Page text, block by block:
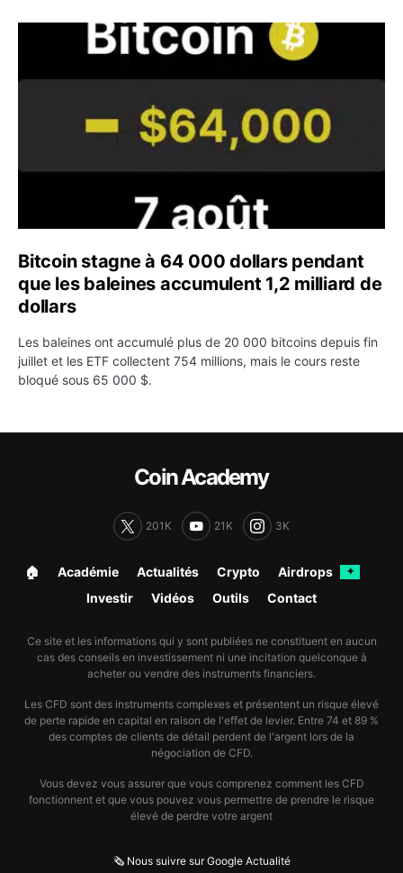
Bitcoin stagne à 64 000 dollars pendant que les
Bitcoin stagne à 64 000 dollars pendant
que les baleines accumulent 1,2 milliard de
dollars
Les baleines ont accumulé plus de 20 000 bitcoins depuis fin
juillet et les ETF collectent 754 millions, mais le cours reste
bloqué sous 65 000 $.
Coin Academy
201K 21K 3K
🏠︎ Académie Actualités Crypto Airdrops ✦
Investir Vidéos Outils Contact
Ce site et les informations qui y sont publiées ne constituent en aucun
cas des conseils en investissement ni une incitation quelconque à
acheter ou vendre des instruments financiers.
Les CFD sont des instruments complexes et présentent un risque élevé
de perte rapide en capital en raison de l'effet de levier. Entre 74 et 89 %
des comptes de clients de détail perdent de l'argent lors de la
négociation de CFD.
Vous devez vous assurer que vous comprenez comment les CFD
fonctionnent et que vous pouvez vous permettre de prendre le risque
élevé de perdre votre argent
🗞️ Nous suivre sur Google Actualité